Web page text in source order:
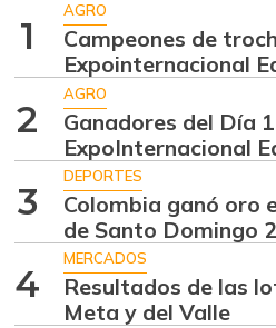
07/25/2026
Ajo
07/25/2026
Alas de pollo sin
costillar
07/25/2026
Apio
07/25/2026
1
AGRO
Campeones de
Expointernacional
2
AGRO
Ganadores del Día
ExpoInternacional
3
DEPORTES
Colombia ganó oro
de Santo Domingo
4
MERCADOS
Resultados de las
Meta y del Valle